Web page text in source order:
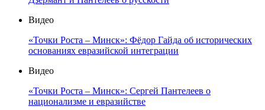
Видео
«Точки Роста – Минск»: Фёдор Гайда об исторических
основаниях евразийской интеграции
Видео
«Точки Роста – Минск»: Сергей Пантелеев о
национализме и евразийстве